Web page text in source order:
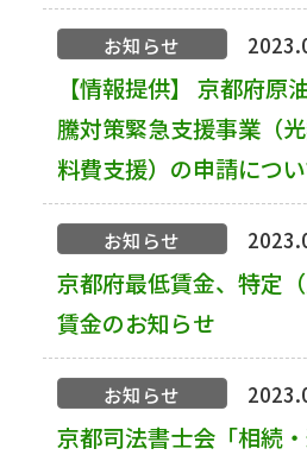
お知らせ
【情報提供】 京都府原
騰対策緊急支援事業（
料費支援）の申請につ
お知らせ
京都府最低賃金、特定
賃金のお知らせ
お知らせ
京都司法書士会「相続